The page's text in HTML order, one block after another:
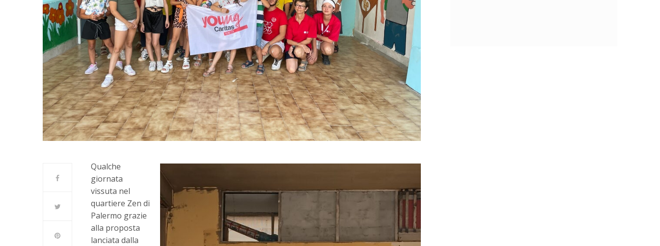
Qualche
giornata
vissuta nel
quartiere Zen di
Palermo grazie
alla proposta
lanciata dalla